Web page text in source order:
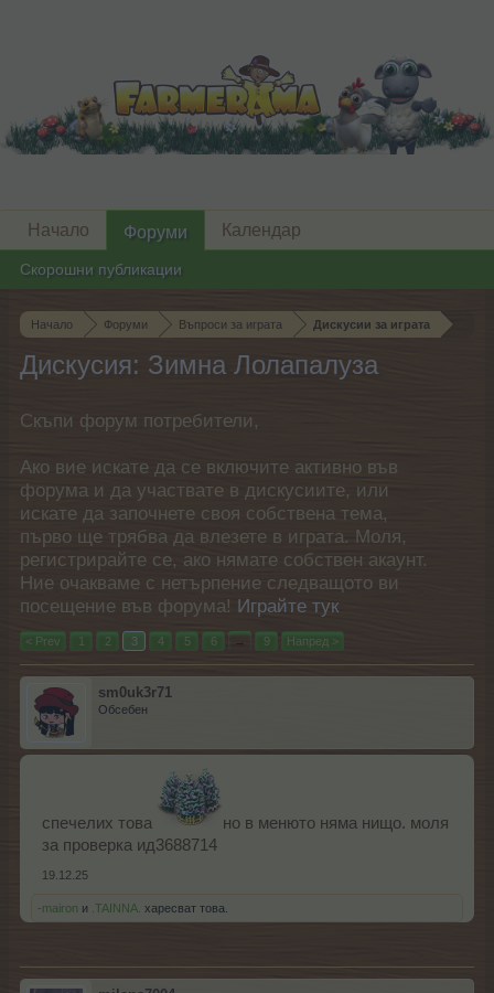
Начало Форуми Въпроси за играта Дискусии за играта
Дискусия: Зимна Лолапалуза
Скъпи форум потребители,
Ако вие искате да се включите активно във
форума и да участвате в дискусиите, или
искате да започнете своя собствена тема,
първо ще трябва да влезете в играта. Моля,
регистрирайте се, ако нямате собствен акаунт.
Ние очакваме с нетърпение следващото ви
посещение във форума! Играйте тук
< Prev 1 2 3 4 5 6 → 9 Напред >
sm0uk3r71
Обсебен
спечелих това
но в менюто няма нищо. моля
за проверка ид3688714
19.12.25
-mairon и .TAINNA. харесват това.
Начало Форуми
Скорошни публикации
Календар